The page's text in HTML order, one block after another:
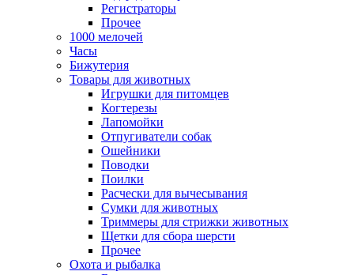
Регистраторы
Прочее
1000 мелочей
Часы
Бижутерия
Товары для животных
Игрушки для питомцев
Когтерезы
Лапомойки
Отпугиватели собак
Ошейники
Поводки
Поилки
Расчески для вычесывания
Сумки для животных
Триммеры для стрижки животных
Щетки для сбора шерсти
Прочее
Охота и рыбалка